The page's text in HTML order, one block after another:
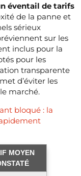
éventail de tarifs
de la panne et
sérieux
sur les
inclus pour la
pour les
transparente
d’éviter les
marché.
bloqué : la
MOYEN